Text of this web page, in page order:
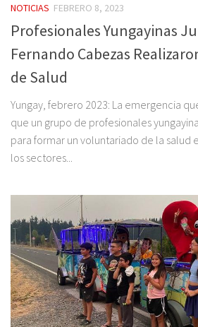
NOTICIAS FEBRERO 8, 2023
Profesionales Yungayinas
Fernando Cabezas
de Salud
Yungay, febrero 2023: La emergencia
que un grupo de profesionales
para formar un voluntariado de la salud
los sectores...